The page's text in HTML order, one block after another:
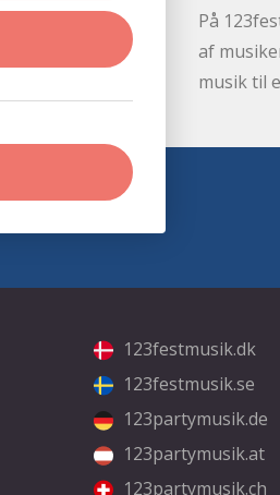
På
af
musik til
123festmusik.dk
123festmusik.se
123partymusik.de
123partymusik.at
123partymusik.ch